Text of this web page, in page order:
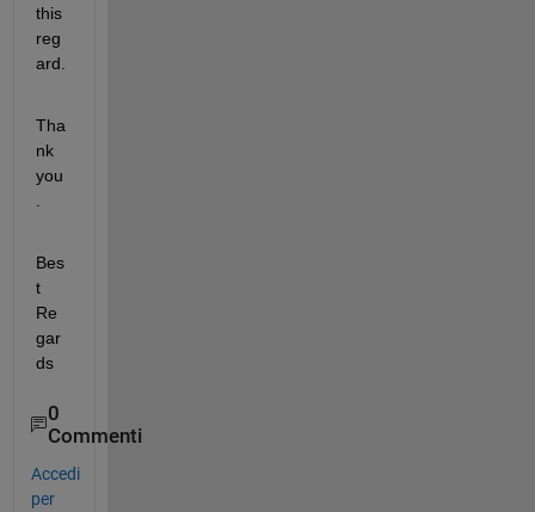
this
reg
ard.
Tha
nk
you
Bes
t
Re
gar
ds
0
Commenti
Accedi
per